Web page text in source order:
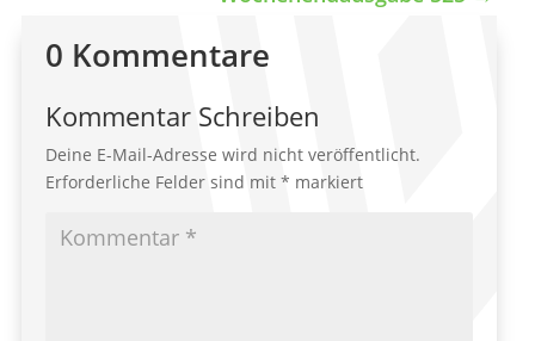
0 Kommentare
Kommentar Schreiben
Deine E-Mail-Adresse wird nicht veröffentlicht.
Erforderliche Felder sind mit* markiert